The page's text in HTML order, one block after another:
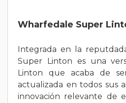
Wharfedale Super
Integrada en la
Super Linton es una
Linton que acaba de
actualizada en todos sus
innovación relevante de